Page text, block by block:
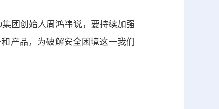
团创始人周鸿祎说，要持续加强
产品，为破解安全困境这一我们